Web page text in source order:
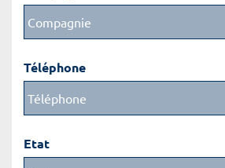
Téléphone
Etat